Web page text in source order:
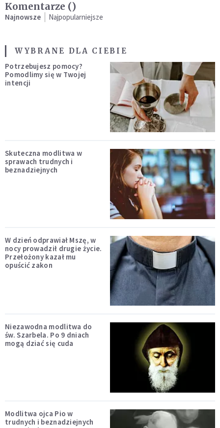
Komentarze ()
Najnowsze Najpopularniejsze
WYBRANE DLA CIEBIE
Potrzebujesz pomocy?
Pomodlimy się w Twojej
intencji
Skuteczna modlitwa w
sprawach trudnych i
beznadziejnych
W dzień odprawiał Mszę, w
nocy prowadził drugie życie.
Przełożony kazał mu
opuścić zakon
Niezawodna modlitwa do
św. Szarbela. Po 9 dniach
mogą dziać się cuda
Modlitwa ojca Pio w
trudnych i beznadziejnych